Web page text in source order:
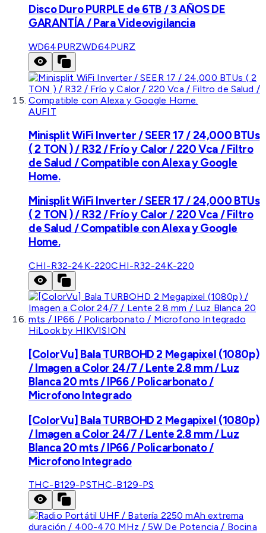
Disco Duro PURPLE de 6TB / 3 AÑOS DE
GARANTÍA / Para Videovigilancia
WD64PURZWD64PURZ
AUFIT
Minisplit WiFi Inverter / SEER 17 / 24,000 BTUs
( 2 TON ) / R32 / Frío y Calor / 220 Vca / Filtro
de Salud / Compatible con Alexa y Google
Home.
Minisplit WiFi Inverter / SEER 17 / 24,000 BTUs
( 2 TON ) / R32 / Frío y Calor / 220 Vca / Filtro
de Salud / Compatible con Alexa y Google
Home.
CHI-R32-24K-220CHI-R32-24K-220
HiLook by HIKVISION
[ColorVu] Bala TURBOHD 2 Megapixel (1080p)
/ Imagen a Color 24/7 / Lente 2.8 mm / Luz
Blanca 20 mts / IP66 / Policarbonato /
Microfono Integrado
[ColorVu] Bala TURBOHD 2 Megapixel (1080p)
/ Imagen a Color 24/7 / Lente 2.8 mm / Luz
Blanca 20 mts / IP66 / Policarbonato /
Microfono Integrado
THC-B129-PSTHC-B129-PS